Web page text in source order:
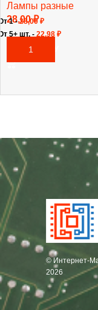
Лампы разные
28,00₽
В КОРЗИНУ
1 -28,00₽
5+ шт. - 22,98 ₽
© Интернет-
2026